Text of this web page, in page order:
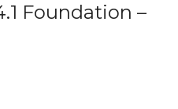
Foundation –